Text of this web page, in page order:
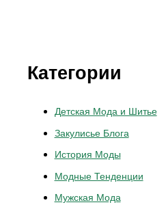
Категории
Детская Мода и Шитье
Закулисье Блога
История Моды
Модные Тенденции
Мужская Мода